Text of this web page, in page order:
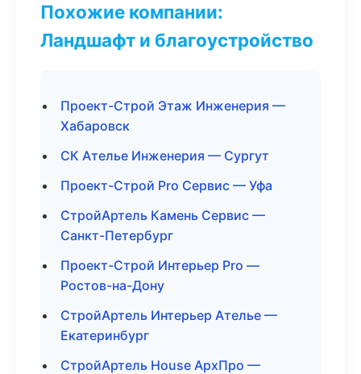
Похожие компании:
Ландшафт и благоустройство
Проект-Строй Этаж Инженерия —
Хабаровск
СК Ателье Инженерия — Сургут
Проект-Строй Pro Сервис — Уфа
СтройАртель Камень Сервис —
Санкт-Петербург
Проект-Строй Интерьер Pro —
Ростов-на-Дону
СтройАртель Интерьер Ателье —
Екатеринбург
СтройАртель House АрхПро —